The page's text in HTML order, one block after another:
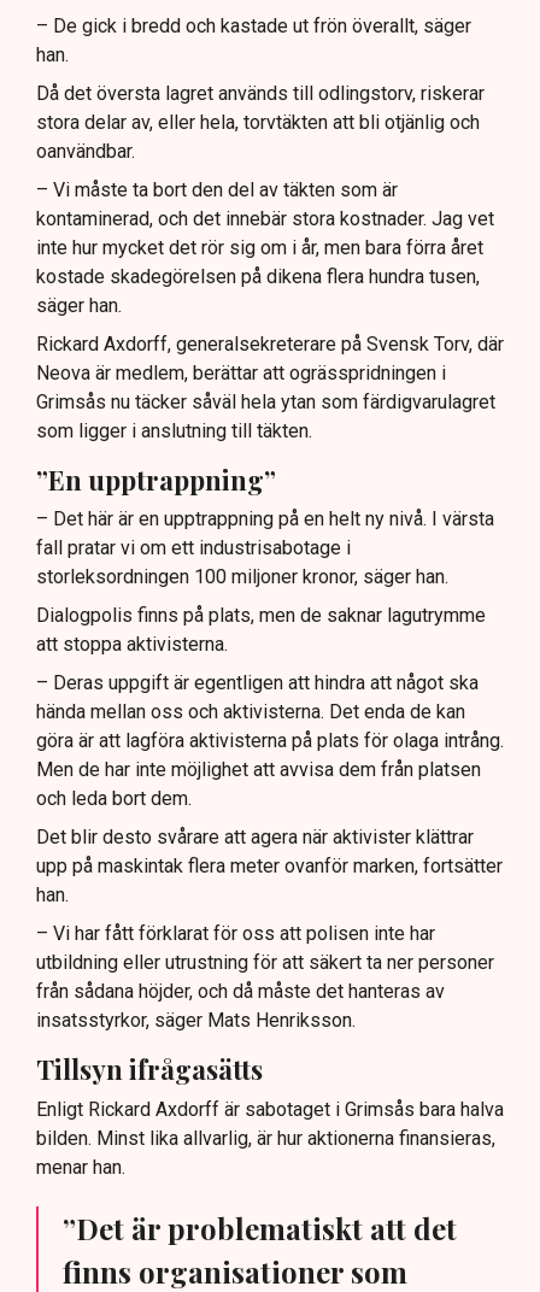
– De gick i bredd och kastade ut frön överallt, säger
han.
Då det översta lagret används till odlingstorv, riskerar
stora delar av, eller hela, torvtäkten att bli otjänlig och
oanvändbar.
– Vi måste ta bort den del av täkten som är
kontaminerad, och det innebär stora kostnader. Jag vet
inte hur mycket det rör sig om i år, men bara förra året
kostade skadegörelsen på dikena flera hundra tusen,
säger han.
Rickard Axdorff, generalsekreterare på Svensk Torv, där
Neova är medlem, berättar att ogrässpridningen i
Grimsås nu täcker såväl hela ytan som färdigvarulagret
som ligger i anslutning till täkten.
”En upptrappning”
– Det här är en upptrappning på en helt ny nivå. I värsta
fall pratar vi om ett industrisabotage i
storleksordningen 100 miljoner kronor, säger han.
Dialogpolis finns på plats, men de saknar lagutrymme
att stoppa aktivisterna.
– Deras uppgift är egentligen att hindra att något ska
hända mellan oss och aktivisterna. Det enda de kan
göra är att lagföra aktivisterna på plats för olaga intrång.
Men de har inte möjlighet att avvisa dem från platsen
och leda bort dem.
Det blir desto svårare att agera när aktivister klättrar
upp på maskintak flera meter ovanför marken, fortsätter
han.
– Vi har fått förklarat för oss att polisen inte har
utbildning eller utrustning för att säkert ta ner personer
från sådana höjder, och då måste det hanteras av
insatsstyrkor, säger Mats Henriksson.
Tillsyn ifrågasätts
Enligt Rickard Axdorff är sabotaget i Grimsås bara halva
bilden. Minst lika allvarlig, är hur aktionerna finansieras,
menar han.
”Det är problematiskt att det
finns organisationer som